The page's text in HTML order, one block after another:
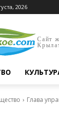
2026
Сайт
Глава